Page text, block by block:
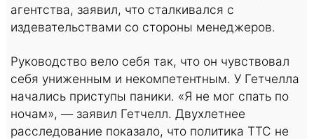
агентства, заявил, что сталкивался с
издевательствами со стороны менеджеров.
Руководство вело себя так, что он чувствовал
себя униженным и некомпетентным. У Гетчелла
начались приступы паники. «Я не мог спать по
ночам», — заявил Гетчелл. Двухлетнее
расследование показало, что политика TTC не